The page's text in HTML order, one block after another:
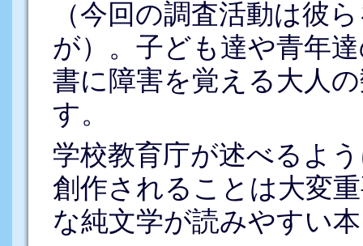
（今回の調査活動は彼
が）。子ども達や青年
書に障害を覚える大人
す。
学校教育庁が述べるよ
創作されることは大変
な純文学が読みやすい